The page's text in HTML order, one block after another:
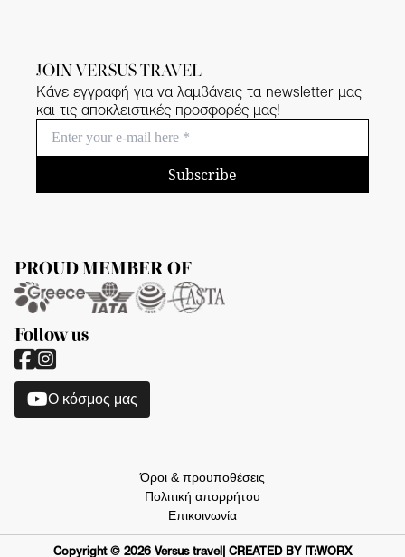
JOIN VERSUS TRAVEL
Κάνε εγγραφή για να λαμβάνεις τα newsletter μας
και τις αποκλειστικές προσφορές μας!
Subscribe
PROUD MEMBER OF
Follow us
O κόσμος μας
Όροι & προυποθέσεις
Πολιτική απορρήτου
Επικοινωνία
Copyright © 2026 Versus travel| CREATED BY IT:WORX